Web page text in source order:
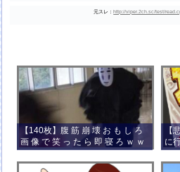
元スレ： http://viper.2ch.sc/test/
【140枚】腹 筋 崩 壊 お も し ろ
画 像 で 笑 っ た ら 即 寝 ろ ｗ ｗ
ｗ ｗ ｗ ｗ ｗ ｗ ｗ ｗ ｗ ｗ
【
に